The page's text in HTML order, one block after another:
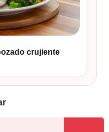
crujiente